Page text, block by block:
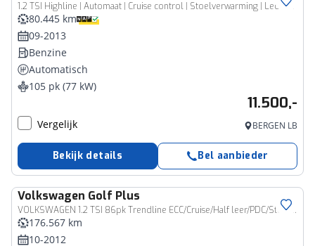
1.2 TSI Highline | Automaat | Cruise control | Stoelverwarming | Lederen bekleding | Elektrische stoelen
80.445 km
09-2013
Benzine
Automatisch
105 pk (77 kW)
11.500,-
Vergelijk BERGEN LB
Bekijk details Bel aanbieder
Volkswagen Golf Plus
VOLKSWAGEN 1.2 TSI 86pk Trendline ECC/Cruise/Half leer/PDC/Stoelverw/Trekhaak
176.567 km
10-2012